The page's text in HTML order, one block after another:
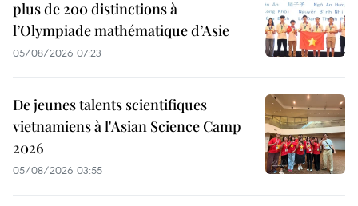
plus de 200 distinctions à
l’Olympiade mathématique d’Asie
05/08/2026 07:23
De jeunes talents scientifiques
vietnamiens à l'Asian Science Camp
2026
05/08/2026 03:55